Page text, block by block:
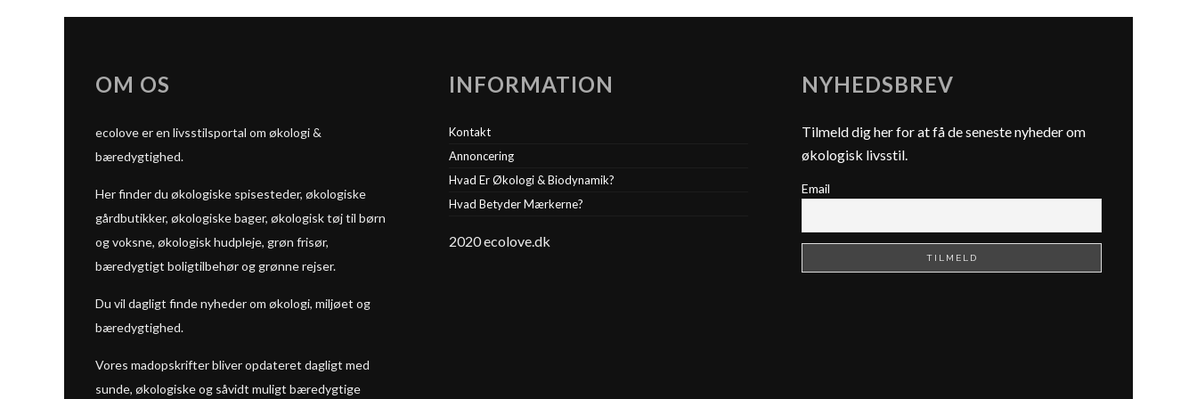
OM OS
ecolove er en livsstilsportal om økologi &
bæredygtighed.
Her finder du økologiske spisesteder, økologiske
gårdbutikker, økologiske bager, økologisk tøj til børn
og voksne, økologisk hudpleje, grøn frisør,
bæredygtigt boligtilbehør og grønne rejser.
Du vil dagligt finde nyheder om økologi, miljøet og
bæredygtighed.
Vores madopskrifter bliver opdateret dagligt med
sunde, økologiske og såvidt muligt bæredygtige
INFORMATION
Kontakt
Annoncering
Hvad Er Økologi & Biodynamik?
Hvad Betyder Mærkerne?
2020 ecolove.dk
NYHEDSBREV
Tilmeld dig her for at få de seneste nyheder om
økologisk livsstil.
Email